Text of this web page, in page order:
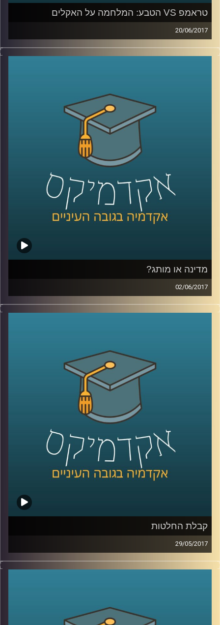
טראמפ VS הטבע: המלחמה על האקלים
20/06/2017
לאחרונה הודיע נשיא ארה"ב דונלד טראמפ, כי
של כל זה לגבינו? פרופסור יואב יאיר, דיקן בית
הספר לקיימות, מפרט על ההסכם ההיסטורי
ועומד על הסיבות האפשריות שבגינן נשיא
המעצמה החזקה בעולם קורא תיגר על הבנות
שהוסכמו על ידי כמעט 200 מדינות
קרדיט תמונות: AudioVersity
מדינה או מותג?
02/06/2017
דמיינו ראש ממשלה יושב במשרד פרסום וחושב
בעיצומו במדינות רבות בעולם ומה בכל זאת
ההבדלים בין מיתוג עסקי למיתוג מדינה. כמו כן,
איזה חלק יש לאזרחי המדינה הפעילים
באינסטגרם לתהליך הזה ומה הקשר של כל זה
קרדיט תמונות: AudioVersity
קבלת החלטות
29/05/2017
מה הקשר בין ליטוף נשי בכתף לכסף שלנו? ובין
מסבירה למה אנחנו כל כך שונאים להפסיד וגם
למה לאחר שתדעו את כל זה, ברגע האמת,